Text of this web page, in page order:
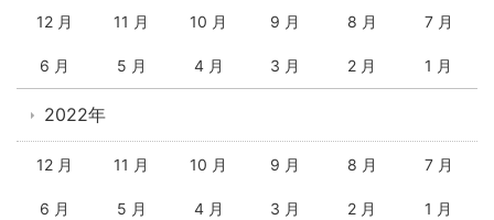
12 月 11 月 10 月 9 月 8 月 7 月
6 月 5 月 4 月 3 月 2 月 1 月
2022年
12 月 11 月 10 月 9 月 8 月 7 月
6 月 5 月 4 月 3 月 2 月 1 月